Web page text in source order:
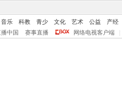
音乐 科教 青少 文化 艺术 公益 产经
中国
赛事直播 网络电视客户端